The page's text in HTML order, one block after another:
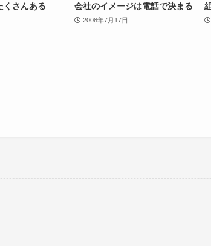
くさんある 会社のイメージは電話で決まる
2008年7月17日